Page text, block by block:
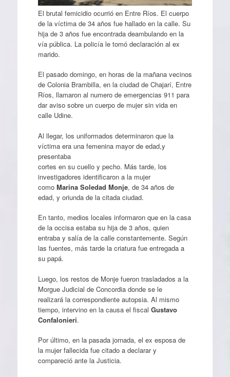
El brutal femicidio ocurrió en Entre Ríos. El cuerpo
de la víctima de 34 años fue hallado en la calle. Su
hija de 3 años fue encontrada deambulando en la
vía pública. La policía le tomó declaración al ex
marido.
El pasado domingo, en horas de la mañana vecinos
de Colonia Brambilla, en la ciudad de Chajarí, Entre
Ríos, llamaron al numero de emergencias 911 para
dar aviso sobre un cuerpo de mujer sin vida en
calle Udine.
Al llegar, los uniformados determinaron que la
víctima era una femenina mayor de edad,y
presentaba
cortes en su cuello y pecho. Más tarde, los
investigadores identificaron a la mujer
como Marina Soledad Monje, de 34 años de
edad, y oriunda de la citada ciudad.
En tanto, medios locales informaron que en la casa
de la occisa estaba su hija de 3 años, quien
entraba y salía de la calle constantemente. Según
las fuentes, más tarde la criatura fue entregada a
su papá.
Luego, los restos de Monje fueron trasladados a la
Morgue Judicial de Concordia donde se le
realizará la correspondiente autopsia. Al mismo
tiempo, intervino en la causa el fiscal Gustavo
Confalonieri.
Por último, en la pasada jornada, el ex esposa de
la mujer fallecida fue citado a declarar y
compareció ante la Justicia.